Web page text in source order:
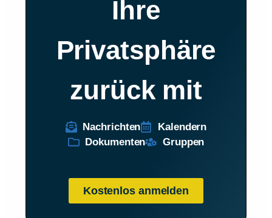
Ihre
Privatsphäre
zurück mit
Nachrichten
Kalendern
Dokumenten
Gruppen
Kostenlos anmelden